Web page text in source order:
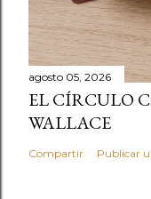
agosto 05, 2026
EL CÍRCULO
WALLACE
Compartir Publicar